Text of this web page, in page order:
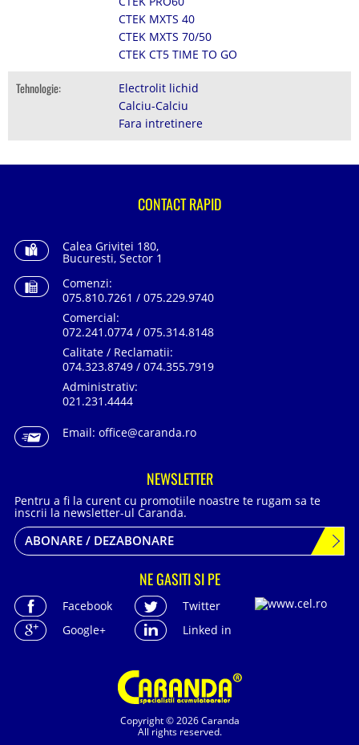
CTEK MXTS 40
CTEK MXTS 70/50
CTEK CT5 TIME TO GO
Tehnologie:
Electrolit lichid
Calciu-Calciu
Fara intretinere
Copyright © 2026 Caranda
All rights reserved.
CONTACT RAPID
Calea Grivitei 180,
Bucuresti, Sector 1
Comenzi:
075.810.7261 / 075.229.9740
Comercial:
072.241.0774 / 075.314.8148
Calitate / Reclamatii:
074.323.8749 / 074.355.7919
Administrativ:
021.231.4444
Email: office@caranda.ro
NEWSLETTER
Pentru a fi la curent cu promotiile noastre te rugam sa te
inscrii la newsletter-ul Caranda.
ABONARE / DEZABONARE
NE GASITI SI PE
Facebook
Twitter
Google+
Linked in